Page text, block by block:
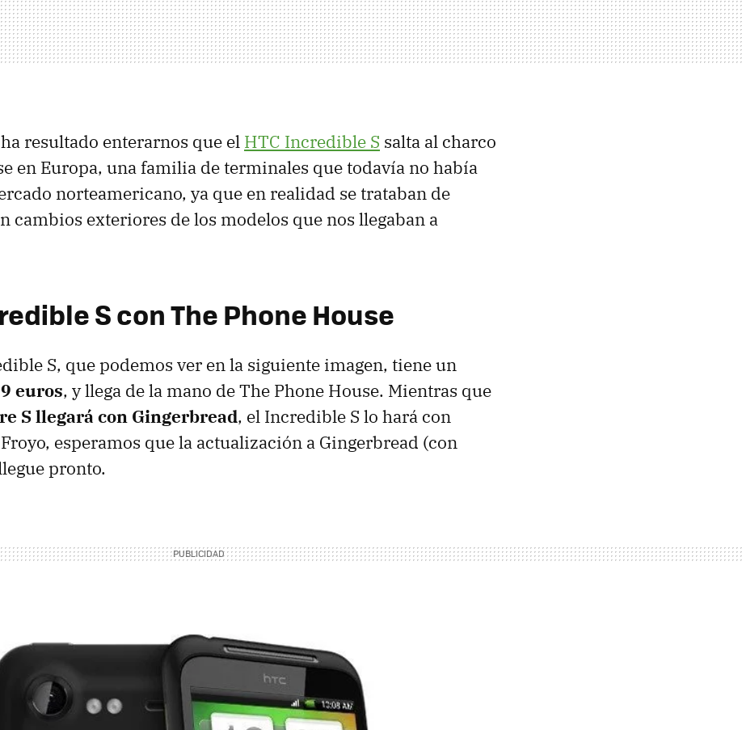
resultado enterarnos que el HTC Incredible S salta al charco
en Europa, una familia de terminales que todavía no había
norteamericano, ya que en realidad se trataban de
cambios exteriores de los modelos que nos llegaban a
S con The Phone House
S, que podemos ver en la siguiente imagen, tiene un
euros, y llega de la mano de The Phone House. Mientras que
S llegará con Gingerbread, el Incredible S lo hará con
esperamos que la actualización a Gingerbread (con
pronto.